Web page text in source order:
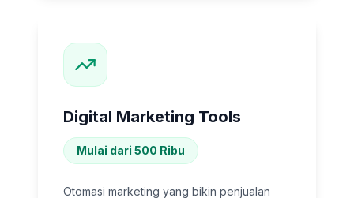
Digital Marketing Tools
Mulai dari 500 Ribu
Otomasi marketing yang bikin penjualan